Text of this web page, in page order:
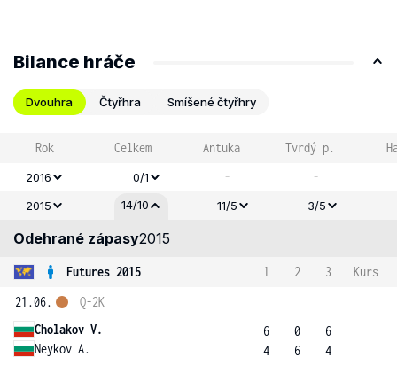
Bilance hráče
Dvouhra Čtyřhra Smíšené čtyřhry
Rok Celkem Antuka Tvrdý p.
2016 0/1 - -
2015 14/10 11/5 3/5
Odehrané zápasy2015
Futures 2015 1 2 3
Kurs
21.06.
Cholakov V.
Neykov A.
Q-2K
6
4
0
6
6
4